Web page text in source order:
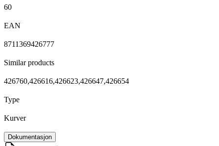
60
EAN
8711369426777
Similar products
426760,426616,426623,426647,426654
Type
Kurver
Dokumentasjon